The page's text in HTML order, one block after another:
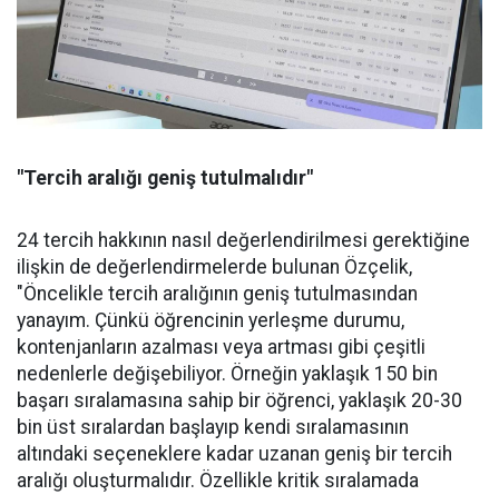
"Tercih aralığı geniş tutulmalıdır"
24 tercih hakkının nasıl değerlendirilmesi gerektiğine
ilişkin de değerlendirmelerde bulunan Özçelik,
"Öncelikle tercih aralığının geniş tutulmasından
yanayım. Çünkü öğrencinin yerleşme durumu,
kontenjanların azalması veya artması gibi çeşitli
nedenlerle değişebiliyor. Örneğin yaklaşık 150 bin
başarı sıralamasına sahip bir öğrenci, yaklaşık 20-30
bin üst sıralardan başlayıp kendi sıralamasının
altındaki seçeneklere kadar uzanan geniş bir tercih
aralığı oluşturmalıdır. Özellikle kritik sıralamada